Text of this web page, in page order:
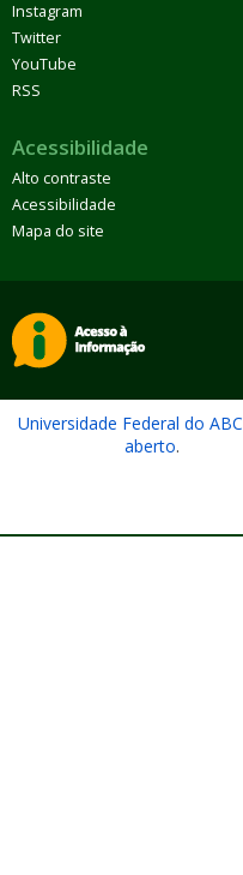
Instagram
Twitter
YouTube
RSS
Acessibilidade
Alto contraste
Acessibilidade
Mapa do site
Universidade Federal do ABC
aberto.